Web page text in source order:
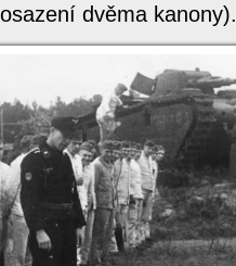
dvěma kanony).